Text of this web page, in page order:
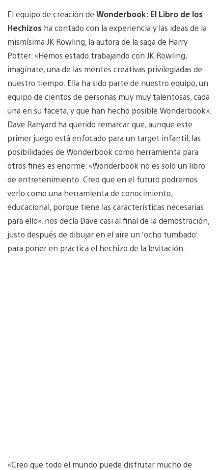
El equipo de creación de Wonderbook: El Libro de los
Hechizos ha contado con la experiencia y las ideas de la
mismísima JK Rowling, la autora de la saga de Harry
Potter: «Hemos estado trabajando con JK Rowling,
imagínate, una de las mentes creativas privilegiadas de
nuestro tiempo. Ella ha sido parte de nuestro equipo, un
equipo de cientos de personas muy muy talentosas, cada
una en su faceta, y que han hecho posible Wonderbook».
Dave Ranyard ha querido remarcar que, aunque este
primer juego está enfocado para un target infantil, las
posibilidades de Wonderbook como herramienta para
otros fines es enorme: «Wonderbook no es solo un libro
de entretenimiento. Creo que en el futuro podremos
verlo como una herramienta de conocimiento,
educacional, porque tiene las características necesarias
para ello», nos decía Dave casi al final de la demostración,
justo después de dibujar en el aire un ‘ocho tumbado’
para poner en práctica el hechizo de la levitación.
«Creo que todo el mundo puede disfrutar mucho de